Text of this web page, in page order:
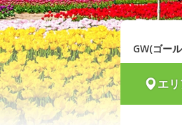
GW(ゴー
エ